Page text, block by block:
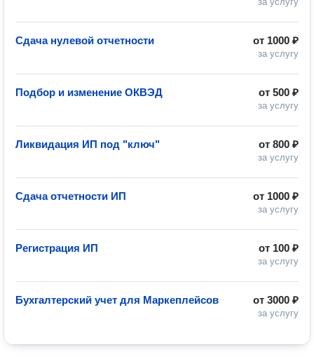
от 1000 ₽
за услугу
Сдача нулевой отчетности
от 500 ₽
за услугу
Подбор и изменение ОКВЭД
от 800 ₽
за услугу
Ликвидация ИП под "ключ"
от 1000 ₽
за услугу
Сдача отчетности ИП
от 100 ₽
за услугу
Регистрация ИП
от 3000 ₽
за услугу
Бухгалтерский учет для Маркеплейсов